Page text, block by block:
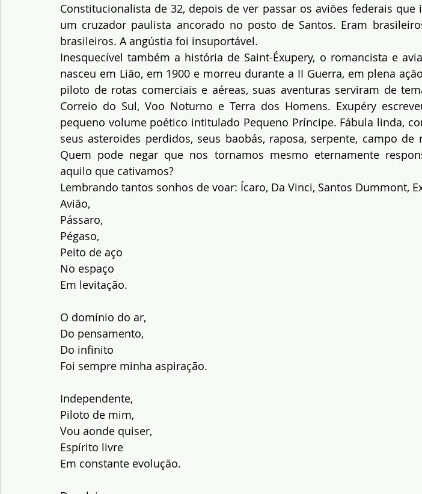
Constitucionalista de 32, depois de ver passar os aviões federais que
um cruzador paulista ancorado no posto de Santos. Eram
brasileiros. A angústia foi insuportável.
Inesquecível também a história de Saint-Éxupery, o romancista e
nasceu em Lião, em 1900 e morreu durante a II Guerra, em plena
piloto de rotas comerciais e aéreas, suas aventuras serviram de
Correio do Sul, Voo Noturno e Terra dos Homens. Exupéry
pequeno volume poético intitulado Pequeno Príncipe. Fábula linda,
seus asteroides perdidos, seus baobás, raposa, serpente, campo de
Quem pode negar que nos tornamos mesmo eternamente
aquilo que cativamos?
Lembrando tantos sonhos de voar: Ícaro, Da Vinci, Santos Dummont,
Avião,
Pássaro,
Pégaso,
Peito de aço
No espaço
Em levitação.
O domínio do ar,
Do pensamento,
Do infinito
Foi sempre minha aspiração.
Independente,
Piloto de mim,
Vou aonde quiser,
Espírito livre
Em constante evolução.